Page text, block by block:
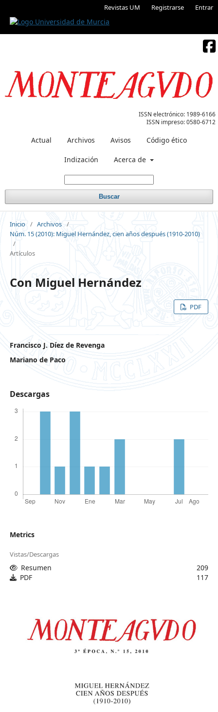
Revistas UM Registrarse Entrar
ISSN electrónico: 1989-6166
ISSN impreso:0580-6712
Actual Archivos Avisos Código ético
Indización Acerca de
Buscar
Inicio / Archivos /
Núm. 15 (2010): Miguel Hernández, cien años después (1910-2010)
/
Artículos
Con Miguel Hernández
PDF
Francisco J. Díez de Revenga
Mariano de Paco
Descargas
Metrics
Vistas/Descargas
Resumen
209
PDF
117